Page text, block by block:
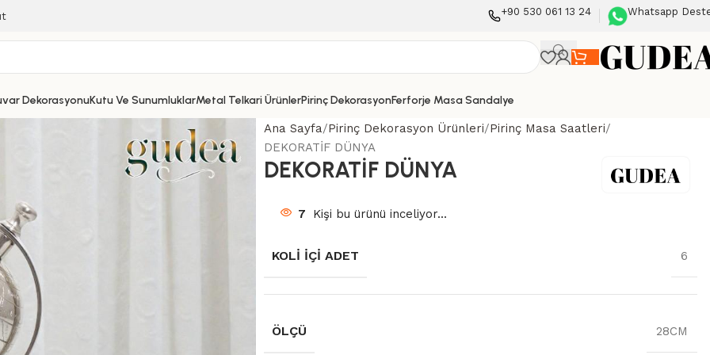
+90 530 061 13 24 Whatsapp
DekorasyonuKutu Ve SunumluklarMetal Telkari ÜrünlerPirinç DekorasyonFerforje Masa Sandalye
Ana Sayfa Pirinç Dekorasyon Ürünleri Pirinç Masa Saatleri
DEKORATİF DÜNYA
DEKORATİF DÜNYA
7 Kişi bu ürünü inceliyor...
KOLI İÇI ADET 6
ÖLÇÜ 28CM